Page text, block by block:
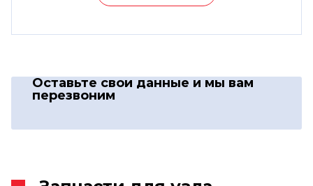
Оставьте свои данные и мы вам
перезвоним